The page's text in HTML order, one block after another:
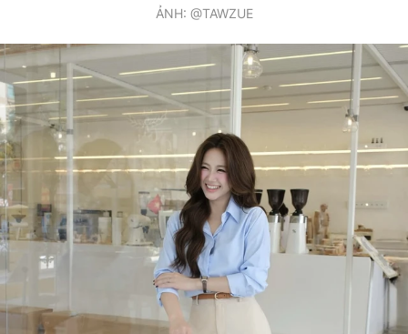
ẢNH: @TAWZUE